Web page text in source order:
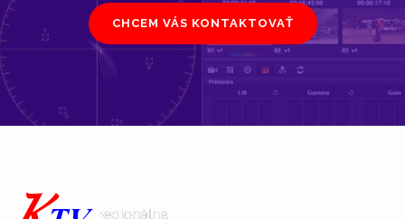
CHCEM VÁS KONTAKTOVAŤ